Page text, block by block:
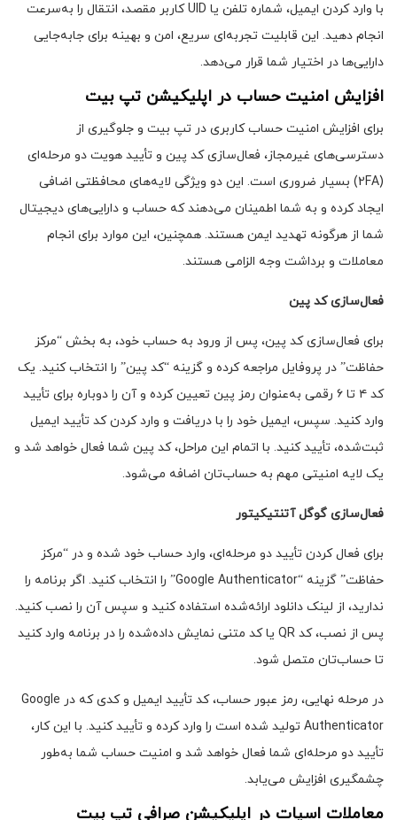
با وارد کردن ایمیل، شماره تلفن یا UID کاربر مقصد، انتقال را به‌سرعت
انجام دهید. این قابلیت تجربه‌ای سریع، امن و بهینه برای جابه‌جایی
دارایی‌ها در اختیار شما قرار می‌دهد.
افزایش امنیت حساب در اپلیکیشن تپ بیت
برای افزایش امنیت حساب کاربری در تپ بیت و جلوگیری از
دسترسی‌های غیرمجاز، فعال‌سازی کد پین و تأیید هویت دو مرحله‌ای
(2FA) بسیار ضروری است. این دو ویژگی لایه‌های محافظتی اضافی
ایجاد کرده و به شما اطمینان می‌دهند که حساب و دارایی‌های دیجیتال
شما از هرگونه تهدید ایمن هستند. همچنین، این موارد برای انجام
معاملات و برداشت وجه الزامی هستند.
فعال‌سازی کد پین
برای فعال‌سازی کد پین، پس از ورود به حساب خود، به بخش “مرکز
حفاظت” در پروفایل مراجعه کرده و گزینه “کد پین” را انتخاب کنید. یک
کد ۴ تا ۶ رقمی به‌عنوان رمز پین تعیین کرده و آن را دوباره برای تأیید
وارد کنید. سپس، ایمیل خود را با دریافت و وارد کردن کد تأیید ایمیل
ثبت‌شده، تأیید کنید. با اتمام این مراحل، کد پین شما فعال خواهد شد و
یک لایه امنیتی مهم به حساب‌تان اضافه می‌شود.
فعال‌سازی گوگل آتنتیکیتور
برای فعال کردن تأیید دو مرحله‌ای، وارد حساب خود شده و در “مرکز
حفاظت” گزینه “Google Authenticator” را انتخاب کنید. اگر برنامه را
ندارید، از لینک دانلود ارائه‌شده استفاده کنید و سپس آن را نصب کنید.
پس از نصب، کد QR یا کد متنی نمایش داده‌شده را در برنامه وارد کنید
تا حساب‌تان متصل شود.
در مرحله نهایی، رمز عبور حساب، کد تأیید ایمیل و کدی که در Google
Authenticator تولید شده است را وارد کرده و تأیید کنید. با این کار،
تأیید دو مرحله‌ای شما فعال خواهد شد و امنیت حساب شما به‌طور
چشمگیری افزایش می‌یابد.
معاملات اسپات در اپلیکیشن صرافی تپ بیت